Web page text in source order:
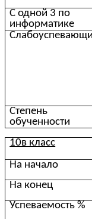
С одной 3 по
информатике
Степень
обученности
10в класс
На начало
На конец
Успеваемость %